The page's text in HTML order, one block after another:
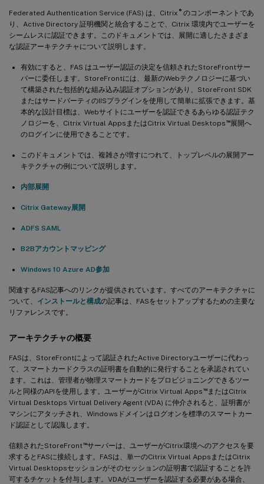
Federated Authentication Service (FAS) は、Citrix ®のコンポーネントであ
り、Active Directory 証明機関と統合することで、Citrix 環境内でユーザーを
シームレスに認証できます。このドキュメントでは、展開に適したさまざま
な認証アーキテクチャについて説明します。
有効にすると、FAS はユーザー認証の決定を信頼されたStoreFrontサー
バーに委任します。StoreFrontには、最新のWebテクノロジーに基づい
て構築された包括的な組み込み認証オプションがあり、StoreFront SDK
またはサードパーティのIISプラグインを使用して簡単に拡張できます。基
本的な設計目標は、Webサイトにユーザーを認証できるあらゆる認証テク
ノロジーを、Citrix Virtual AppsまたはCitrix Virtual Desktops ™展開へ
のログインに使用できることです。
このドキュメントでは、複雑さが増すにつれて、トップレベルの展開アー
キテクチャの例について説明します。
内部展開
Citrix Gateway展開
ADFS SAML
B2Bアカウントマッピング
Windows 10 Azure AD参加
関連するFAS記事へのリンクが提供されています。すべてのアーキテクチャに
ついて、 インストールと構成の記事は、FASをセットアップするための主要な
リファレンスです。
アーキテクチャの概要
FASは、StoreFrontによって認証されたActive Directoryユーザーに代わっ
て、スマートカードクラスの証明書を自動的に発行することを承認されてい
ます。これは、管理者が物理スマートカードをプロビジョニングできるツー
ルと同様のAPIを使用します。ユーザーがCitrix Virtual Apps ™またはCitrix
Virtual Desktops Virtual Delivery Agent (VDA) に仲介されると、証明書が
マシンにアタッチされ、Windowsドメインはログオンを標準のスマートカー
ド認証として認識します。
信頼されたStoreFront™サーバーは、ユーザーがCitrix環境へのアクセスを要
求するとFASに接続します。FASは、単一のCitrix Virtual AppsまたはCitrix
Virtual Desktopsセッションがそのセッションの証明書で認証することを許
可するチケットを付与します。VDAがユーザーを認証する必要がある場合、